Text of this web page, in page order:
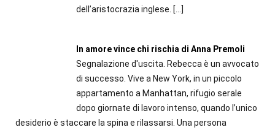
dell’aristocrazia inglese. […]
In amore vince chi rischia di Anna Premoli
Segnalazione d'uscita. Rebecca è un avvocato
di successo. Vive a New York, in un piccolo
appartamento a Manhattan, rifugio serale
dopo giornate di lavoro intenso, quando l’unico
desiderio è staccare la spina e rilassarsi. Una persona